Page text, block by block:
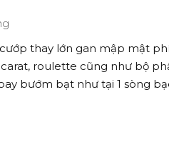
thay lớn gan mập mật
roulette cũng như bộ
bướm bạt như tại 1 sòng